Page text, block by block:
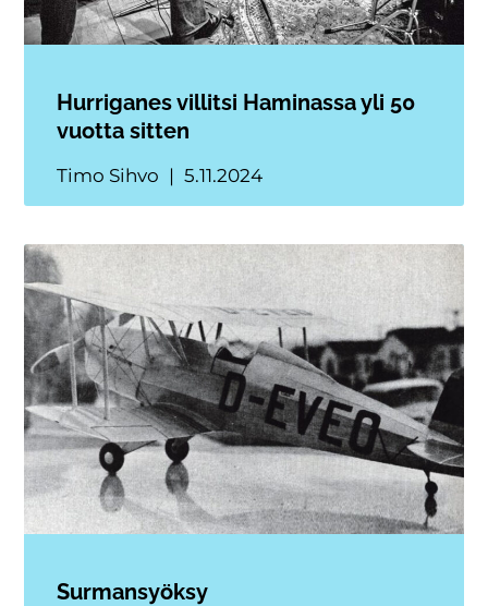
Hurriganes villitsi Haminassa yli 50
vuotta sitten
Timo Sihvo 5.11.2024
Surmansyöksy